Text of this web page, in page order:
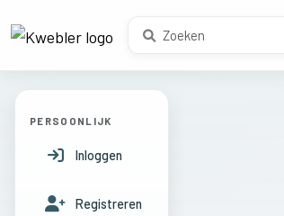
PERSOONLIJK
Inloggen
Registreren